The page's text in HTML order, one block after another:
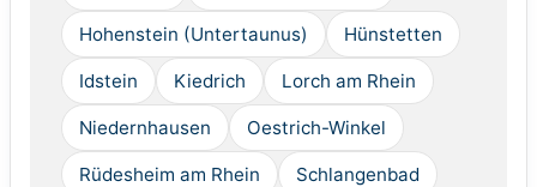
Hohenstein (Untertaunus) Hünstetten
Idstein Kiedrich Lorch am Rhein
Niedernhausen Oestrich-Winkel
Rüdesheim am Rhein Schlangenbad